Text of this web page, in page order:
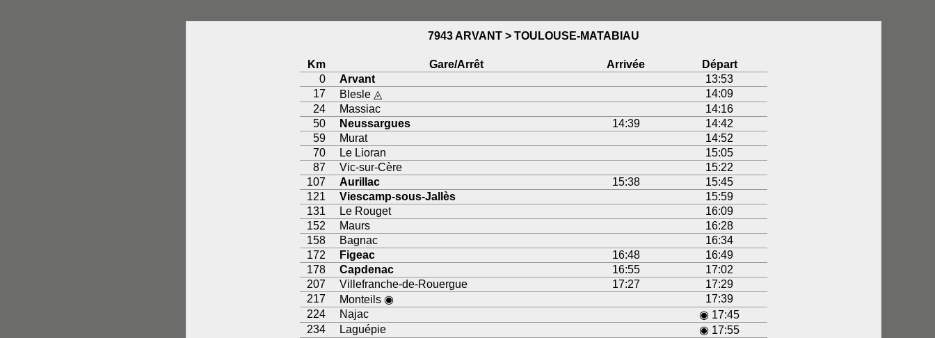
7943 ARVANT > TOULOUSE-MATABIAU
Km Gare/Arrêt Arrivée
Départ
0
Arvant
13:53
17
Blesle ◬
14:09
24
Massiac
14:16
50
Neussargues 14:39
14:42
59
Murat
14:52
70
Le Lioran
15:05
87
Vic-sur-Cère
15:22
107
Aurillac 15:38
15:45
121
Viescamp-sous-Jallès
15:59
131
Le Rouget
16:09
152
Maurs
16:28
158
Bagnac
16:34
172
Figeac 16:48
16:49
178
Capdenac 16:55
17:02
207
Villefranche-de-Rouergue 17:27
17:29
217
Monteils ◉
17:39
224
Najac
◉ 17:45
234
Laguépie
◉ 17:55